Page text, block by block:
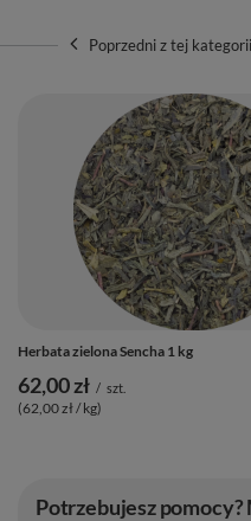
Poprzedni z tej kategorii
Herbata zielona Sencha 1 kg
62,00 zł / szt.
(62,00 zł / kg)
Potrzebujesz pomocy?